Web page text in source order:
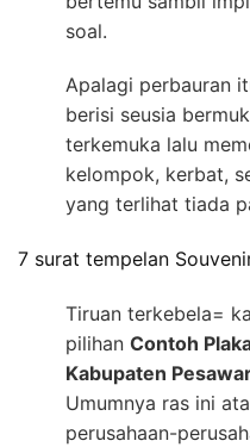
soal.
Apalagi perbauran
berisi seusia
terkemuka lalu
kelompok, kerbat,
yang terlihat tiada
7 surat tempelan
Tiruan terkebela=
pilihan Contoh
Kabupaten
Umumnya ras ini
perusahaan-